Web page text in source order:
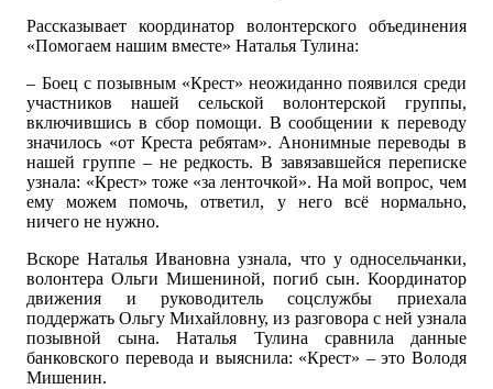
Рассказывает координатор волонтерского объединения
«Помогаем нашим вместе» Наталья Тулина:
– Боец с позывным «Крест» неожиданно появился среди
участников нашей сельской волонтерской группы,
включившись в сбор помощи. В сообщении к переводу
значилось «от Креста ребятам». Анонимные переводы в
нашей группе – не редкость. В завязавшейся переписке
узнала: «Крест» тоже «за ленточкой». На мой вопрос, чем
ему можем помочь, ответил, у него всё нормально,
ничего не нужно.
Вскоре Наталья Ивановна узнала, что у односельчанки,
волонтера Ольги Мишениной, погиб сын. Координатор
движения и руководитель соцслужбы приехала
поддержать Ольгу Михайловну, из разговора с ней узнала
позывной сына. Наталья Тулина сравнила данные
банковского перевода и выяснила: «Крест» – это Володя
Мишенин.